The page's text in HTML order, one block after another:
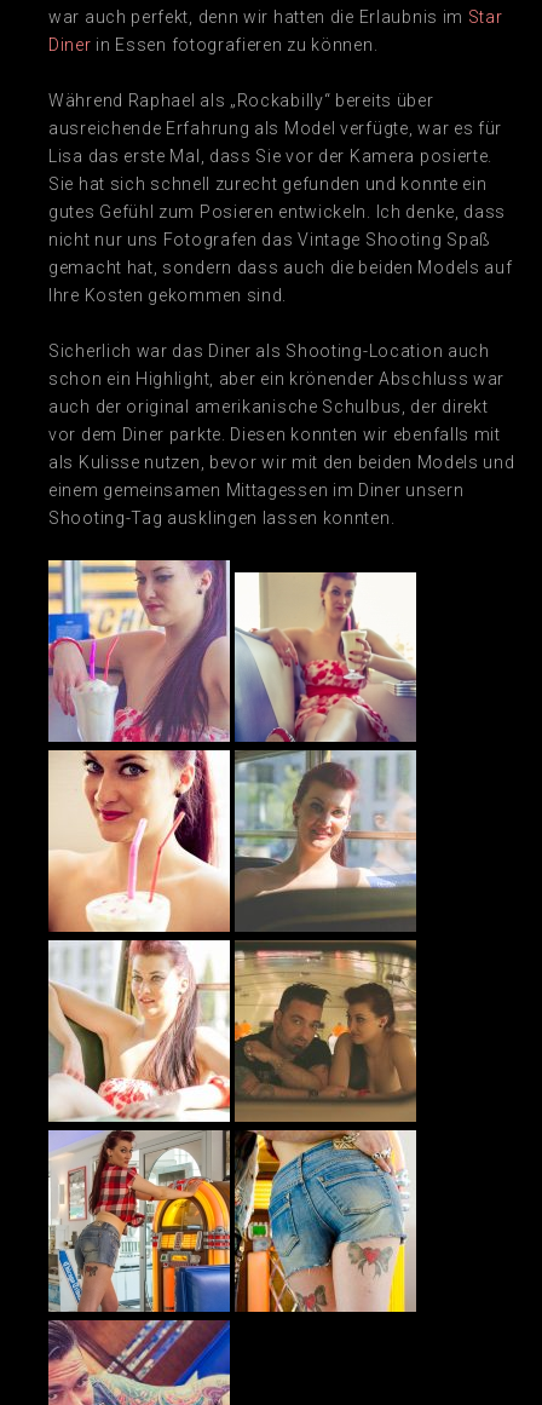
war auch perfekt, denn wir hatten die Erlaubnis im Star
Diner in Essen fotografieren zu können.
Während Raphael als „Rockabilly“ bereits über
ausreichende Erfahrung als Model verfügte, war es für
Lisa das erste Mal, dass Sie vor der Kamera posierte.
Sie hat sich schnell zurecht gefunden und konnte ein
gutes Gefühl zum Posieren entwickeln. Ich denke, dass
nicht nur uns Fotografen das Vintage Shooting Spaß
gemacht hat, sondern dass auch die beiden Models auf
Ihre Kosten gekommen sind.
Sicherlich war das Diner als Shooting-Location auch
schon ein Highlight, aber ein krönender Abschluss war
auch der original amerikanische Schulbus, der direkt
vor dem Diner parkte. Diesen konnten wir ebenfalls mit
als Kulisse nutzen, bevor wir mit den beiden Models und
einem gemeinsamen Mittagessen im Diner unsern
Shooting-Tag ausklingen lassen konnten.